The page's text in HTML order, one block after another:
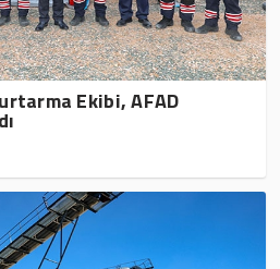
Ekibi, AFAD